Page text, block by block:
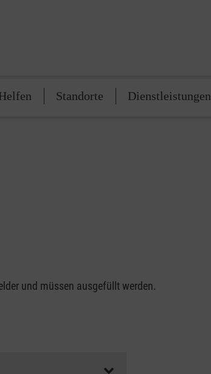
Standorte Dienstleistungen
und müssen ausgefüllt werden.